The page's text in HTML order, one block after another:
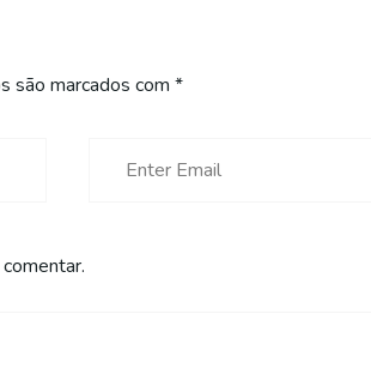
são marcados com *